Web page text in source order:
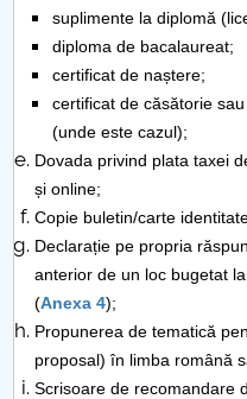
Comisie de etica
Evenimente CUP
Accesibilitate pentru
Raportul Conducerii
privind implementarea
2024
Parteneri CUP
Centrul de Consiliere și
suplimente la diplomă
diploma de bacalaureat;
certificat de naștere;
certificat de căsătorie
(unde este cazul);
Dovada privind plata taxei
și online;
Copie buletin/carte
Declarație pe propria
anterior de un loc bugetat
(Anexa 4);
Propunerea de tematică
proposal) în limba română
Scrisoare de recomandare